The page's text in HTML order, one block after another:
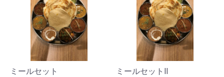
ミールセット
ミールセットⅡ